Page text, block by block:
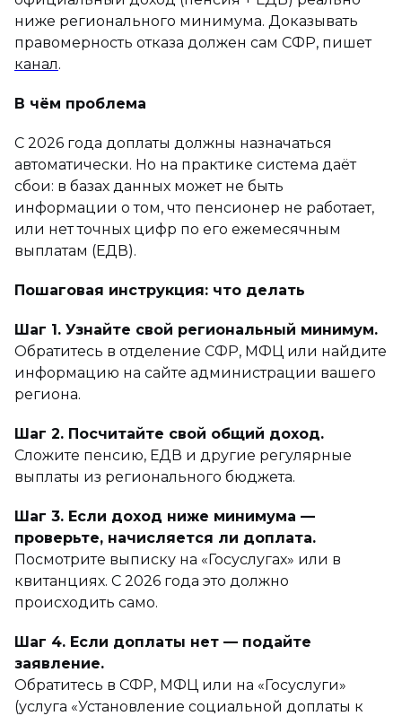
ниже регионального минимума. Доказывать
правомерность отказа должен сам СФР, пишет
канал.
В чём проблема
С 2026 года доплаты должны назначаться
автоматически. Но на практике система даёт
сбои: в базах данных может не быть
информации о том, что пенсионер не работает,
или нет точных цифр по его ежемесячным
выплатам (ЕДВ).
Пошаговая инструкция: что делать
Шаг 1. Узнайте свой региональный минимум.
Обратитесь в отделение СФР, МФЦ или найдите
информацию на сайте администрации вашего
региона.
Шаг 2. Посчитайте свой общий доход.
Сложите пенсию, ЕДВ и другие регулярные
выплаты из регионального бюджета.
Шаг 3. Если доход ниже минимума —
проверьте, начисляется ли доплата.
Посмотрите выписку на «Госуслугах» или в
квитанциях. С 2026 года это должно
происходить само.
Шаг 4. Если доплаты нет — подайте
заявление.
Обратитесь в СФР, МФЦ или на «Госуслуги»
(услуга «Установление социальной доплаты к